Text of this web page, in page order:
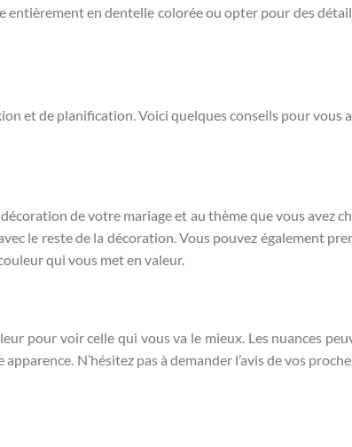
en dentelle colorée ou opter pour des
et de planification. Voici quelques conseils pour vous
de votre mariage et au thème que vous avez
le reste de la décoration. Vous pouvez également
qui vous met en valeur.
pour voir celle qui vous va le mieux. Les nuances
N’hésitez pas à demander l’avis de vos